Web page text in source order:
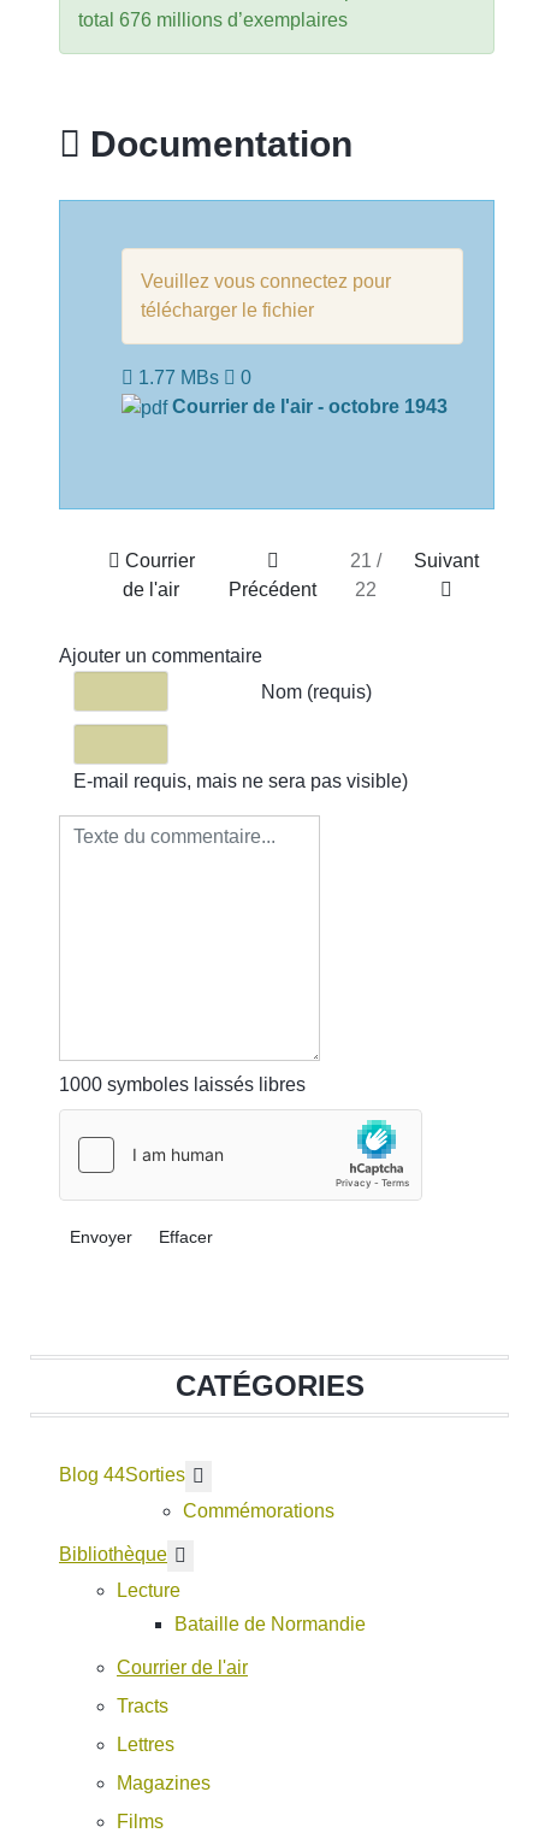
total 676 millions d’exemplaires
Documentation
Veuillez vous connectez pour
télécharger le fichier
1.77 MBs
0
Courrier de l'air - octobre 1943
Courrier
de l'air
Précédent
21 /
22
Suivant
Ajouter un commentaire
Nom (requis)
E-mail requis, mais ne sera pas visible)
1000 symboles laissés libres
Envoyer Effacer
CATÉGORIES
Blog 44Sorties
Commémorations
Bibliothèque
Lecture
Bataille de Normandie
Courrier de l'air
Tracts
Lettres
Magazines
Films